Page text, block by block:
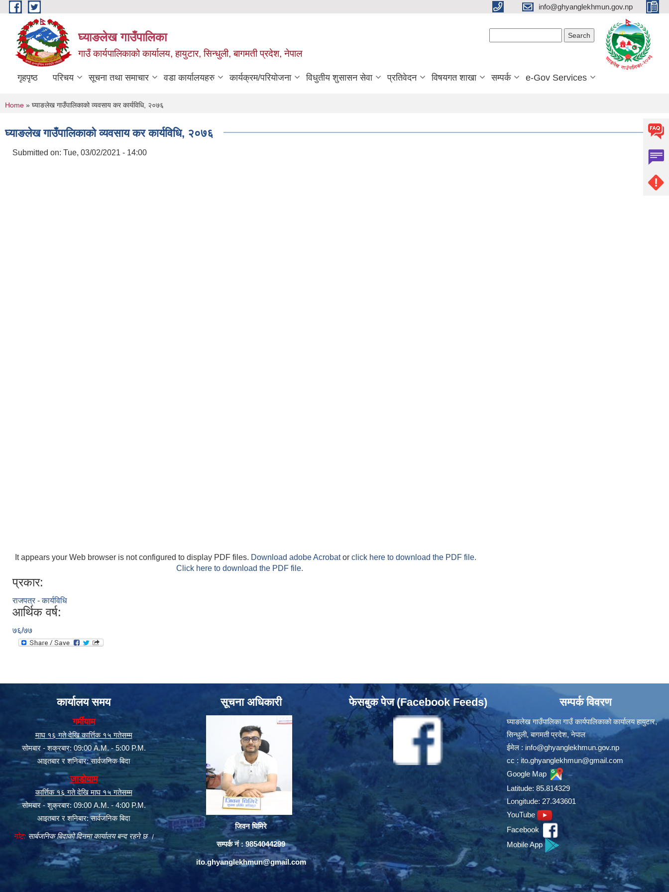
Skip to main content info@ghyanglekhmun.gov.np
घ्याङलेख गाउँपालिका
गाउँ कार्यपालिकाको कार्यालय, हायुटार, सिन्धुली, बागमती प्रदेश, नेपाल
गृहपृष्ठ परिचय सूचना तथा समाचार वडा कार्यालयहरु कार्यक्रम/परियोजना विधुतीय शुसासन सेवा प्रतिवेदन विषयगत शाखा सम्पर्क e-Gov Services
You are here
Home » घ्याङलेख गाउँपालिकाको व्यवसाय कर कार्यविधि, २०७६
घ्याङलेख गाउँपालिकाको व्यवसाय कर कार्यविधि, २०७६
Submitted on: Tue, 03/02/2021 - 14:00
It appears your Web browser is not configured to display PDF files. Download adobe Acrobator click here to download the PDF file.
Click here to download the PDF file.
प्रकार:
राजपत्र - कार्यविधि
आर्थिक वर्ष:
७६/७७
कार्यालय समय
गर्मीयाम
माघ १६ गते देखि कार्त्तिक १५ गतेसम्म
सोमबार - शक्रबार: 09:00 A.M. - 5:00 P.M.
आइतबार र शनिबार: सार्वजनिक बिदा
जाडोयाम
कार्त्तिक १६ गते देखि माघ १५ गतेसम्म
सोमबार - शुक्रबार: 09:00 A.M. - 4:00 P.M.
आइतबार र शनिबार: सार्वजनिक बिदा
नोट:सार्बजनिक बिदाको दिनमा कार्यालय बन्द रहने छ ।
सूचना अधिकारी
जिवन घिमिरे
सम्पर्क नं : 9854044299
ito.ghyanglekhmun@gmail.com
फेसबुक पेज (Facebook Feeds) सम्पर्क विवरण
घ्याङलेख गाउँपालिका गाउँ कार्यपालिकाको कार्यालय हायुटार,
सिन्धुली, बागमती प्रदेश, नेपाल
ईमेल : info@ghyanglekhmun.gov.np
cc : ito.ghyanglekhmun@gmail.com
Google Map
Latitude: 85.814329
Longitude: 27.343601
YouTube
Facebook
Mobile App